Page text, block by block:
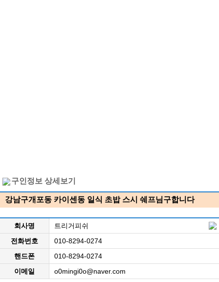
구인정보 상세보기
강남구개포동 카이센동 일식 초밥 스시 쉐프님구합니다
회사명
트리거피쉬
전화번호
010-8294-0274
핸드폰
010-8294-0274
이메일
o0mingi0o@naver.com